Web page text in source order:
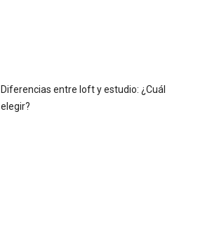
Diferencias entre loft y estudio: ¿Cuál
elegir?